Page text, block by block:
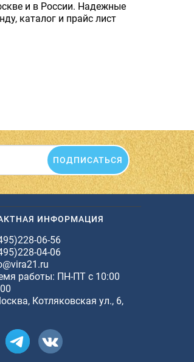
и в России. Надежные
каталог и прайс лист
ПОДПИСАТЬСЯ
ИНФОРМАЦИЯ
06-56
04-06
работы: ПН-ПТ с 10:00
Котляковская ул., 6,